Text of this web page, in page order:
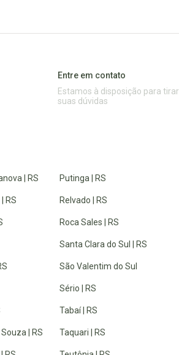
Entre em contato
Estamos à disposição para tirar
suas dúvidas
| RS
RS
| RS
Putinga | RS
Relvado | RS
Roca Sales | RS
Santa Clara do Sul | RS
São Valentim do Sul
Sério | RS
Tabaí | RS
Taquari | RS